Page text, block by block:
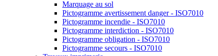
Marquage au sol
Pictogramme avertissement danger - ISO7010
Pictogramme incendie - ISO7010
Pictogramme interdiction - ISO7010
Pictogramme obligation - ISO7010
Pictogramme secours - ISO7010